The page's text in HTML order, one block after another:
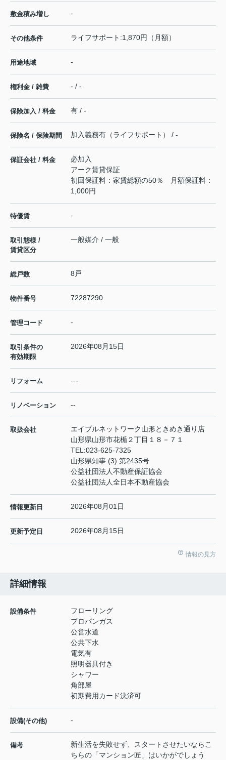
敷金積み増し -
その他条件 ライフサポート:1,870円（月額）
用途地域 -
権利金 / 雑費 - / -
保険加入 / 料金 有 / -
保険名 / 保険期間 加入義務有（ライフサポート） / -
保証会社 / 料金
必加入
アーク賃貸保証
初回保証料：家賃総額の50％ 月額保証料：
1,000円
特優賃 -
取引態様 /
賃貸区分
一般媒介 / 一般
総戸数 8戸
物件番号 72287290
管理コード -
取引条件の
有効期限
2026年08月15日
リフォーム ---
リノベーション --
取扱会社
エイブルネットワーク山形ときめき通り店
山形県山形市花楯２丁目１８－７１
TEL:023-625-7325
山形県知事 (3) 第2435号
公益社団法人不動産保証協会
公益社団法人全日本不動産協会
情報更新日 2026年08月01日
更新予定日 2026年08月15日
情報の見方
詳細情報
設備条件
フローリング
プロパンガス
公営水道
公共下水
電気有
照明器具付き
シャワー
角部屋
初期費用カード決済可
設備(その他) -
備考
新生活を失敗せず、スタートさせたいならこ
ちらの「マンション匠」はいかがでしょう